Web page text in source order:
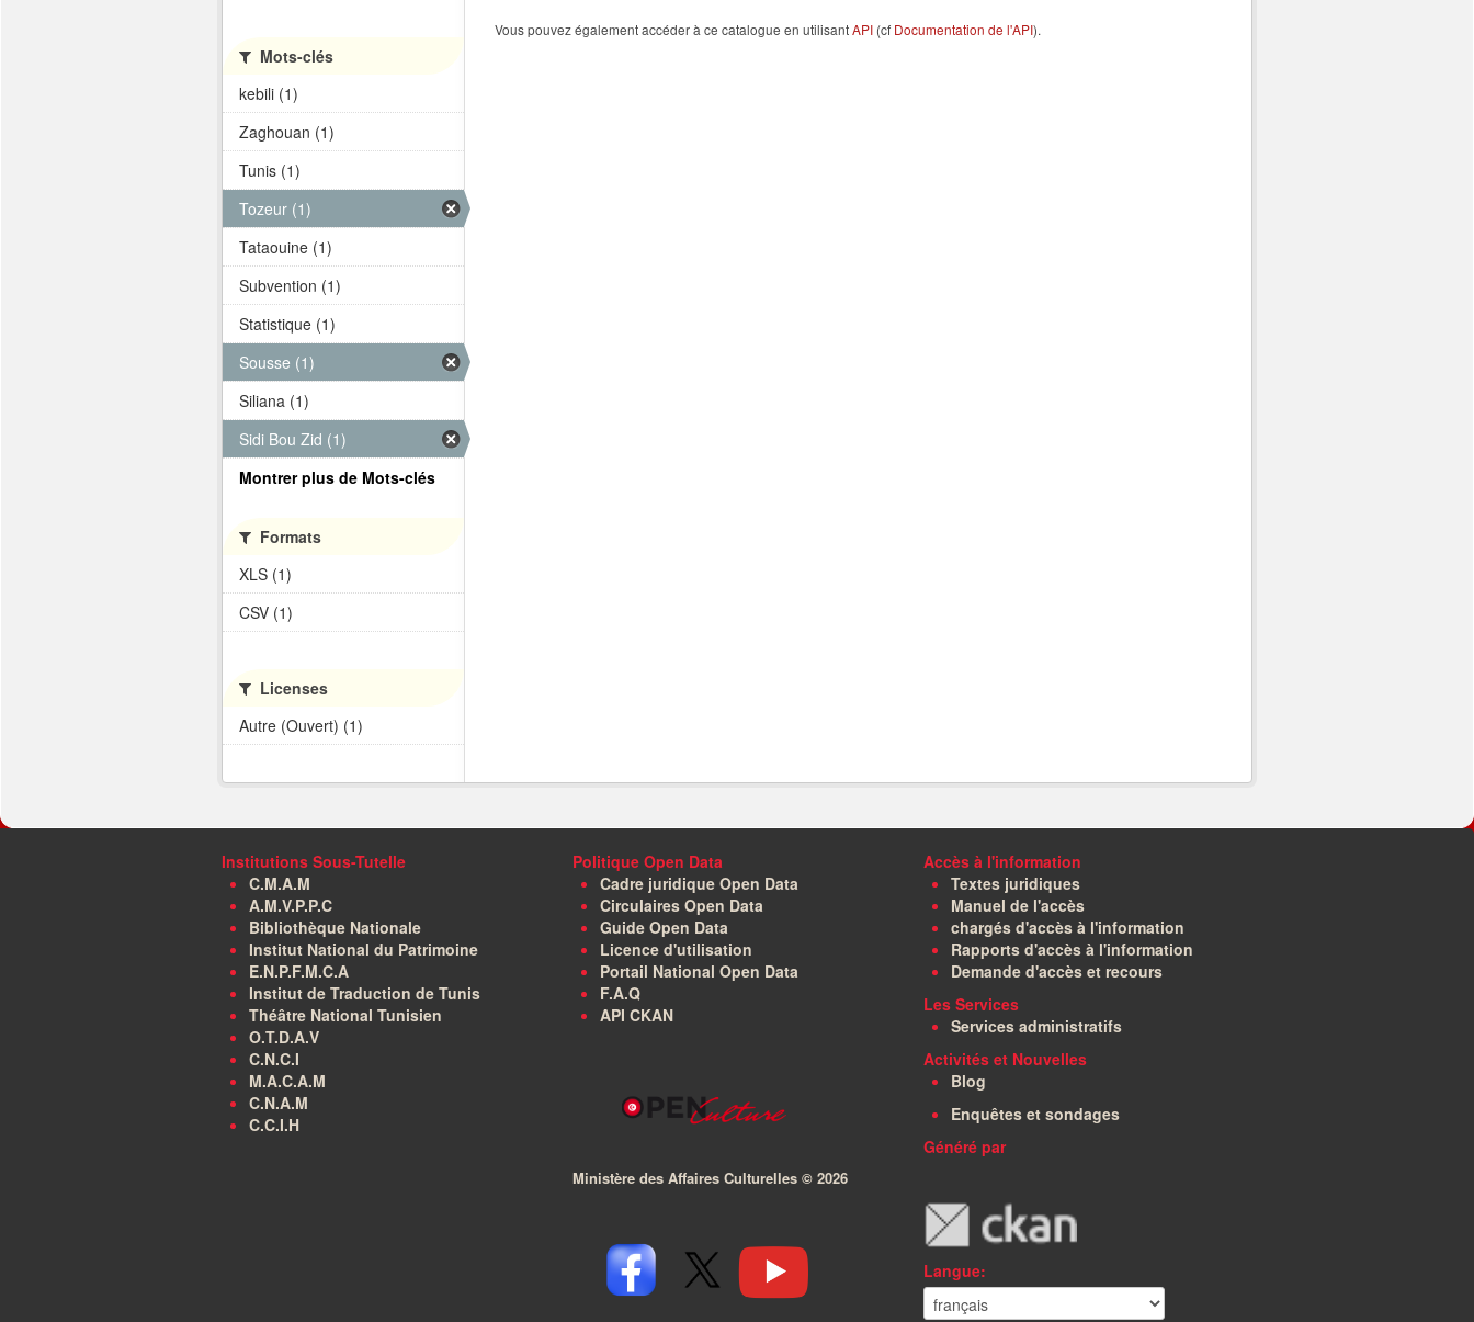
Vous pouvez également accéder à ce catalogue en utilisantAPI (cf Documentation de l'API).
Mots-clés
kebili (1)
Zaghouan (1)
Tunis (1)
Tozeur (1)
Tataouine (1)
Subvention (1)
Statistique (1)
Sousse (1)
Siliana (1)
Sidi Bou Zid (1)
Montrer plus de Mots-clés
Formats
XLS (1)
CSV (1)
Licenses
Autre (Ouvert) (1)
Institutions Sous-Tutelle
C.M.A.M
A.M.V.P.P.C
Bibliothèque Nationale
Institut National du Patrimoine
E.N.P.F.M.C.A
Institut de Traduction de Tunis
Théâtre National Tunisien
O.T.D.A.V
C.N.C.I
M.A.C.A.M
C.N.A.M
C.C.I.H
Politique Open Data
Cadre juridique Open Data
Circulaires Open Data
Guide Open Data
Licence d'utilisation
Portail National Open Data
F.A.Q
API CKAN
Ministère des Affaires Culturelles © 2026
Accès à l'information
Textes juridiques
Manuel de l'accès
chargés d'accès à l'information
Rapports d'accès à l'information
Demande d'accès et recours
Les Services
Services administratifs
Activités et Nouvelles
Blog
Enquêtes et sondages
Généré par
Langue